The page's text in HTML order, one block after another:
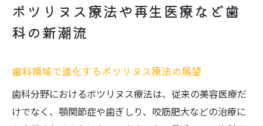
ボツリヌス療法や再生医療など歯
科の新潮流
歯科領域で進化するボツリヌス療法の展望
歯科分野におけるボツリヌス療法は、従来の美容医療だ
けでなく、顎関節症や歯ぎしり、咬筋肥大などの治療に